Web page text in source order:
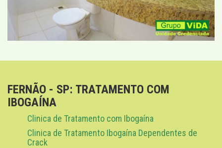
FERNÃO - SP: TRATAMENTO COM
IBOGAÍNA
Clinica de Tratamento com Ibogaína
Clinica de Tratamento Ibogaína Dependentes de
Crack